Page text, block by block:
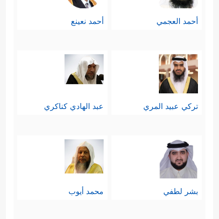
بالبداهة إلى نتيجة أنَّ هذا الخلق إنَّما هو
ملكٌ لله بحُكم أنَّه مخلوق لله
ٱلسَّمَـٰوَ ٰ⁠تِ وَمَا فِی ٱلۡأَرۡضِۚ وَإِنَّ ٱللَّهَ لَهُوَ ٱلۡغَنِیُّ
ٱلۡحَمِیدُ﴾.
خامسًا: بناء على ما تقدَّم؛ فالذي يخلق
وملكه، يختار لهم ما يشاء، وينهاهم عمَّا
يشاء، ويعلَم سرَّهم ونجواهم، ويُحاسِبهم
على أعمالهم ومواقفهم، وهذه هي
أحمد العجمي أحمد نعينع
تركي عبيد المري عبد الهادي كناكري
بشر لطفي محمد أيوب